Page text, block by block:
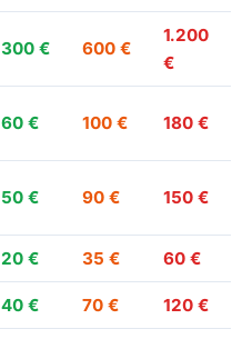
300 € 600 €
1.200
€
60 € 100 € 180 €
50 € 90 € 150 €
20 € 35 € 60 €
40 € 70 € 120 €